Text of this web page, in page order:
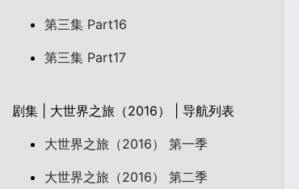
第三集 Part16
第三集 Part17
剧集 | 大世界之旅（2016） | 导航列表
大世界之旅（2016） 第一季
大世界之旅（2016） 第二季